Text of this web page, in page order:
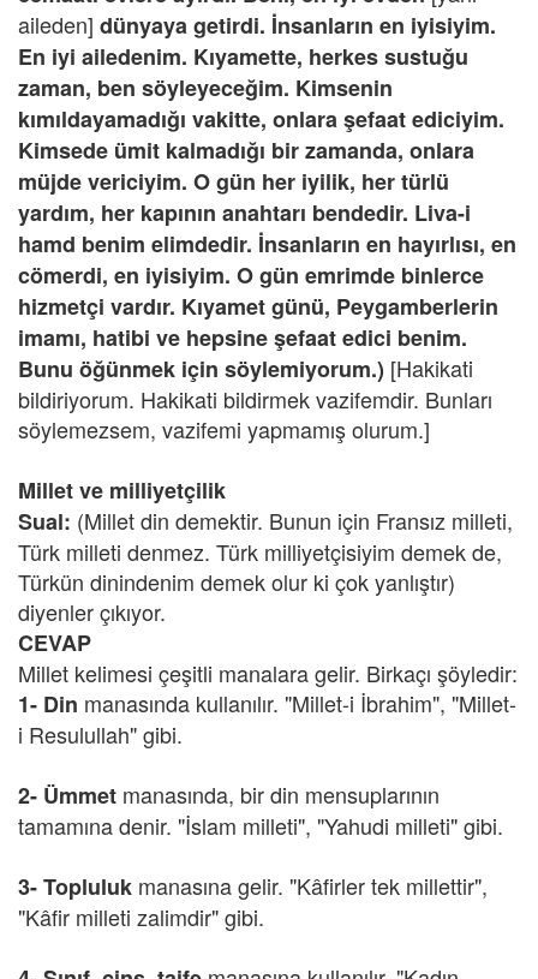
aileden] dünyaya getirdi. İnsanların en iyisiyim.
En iyi ailedenim. Kıyamette, herkes sustuğu
zaman, ben söyleyeceğim. Kimsenin
kımıldayamadığı vakitte, onlara şefaat ediciyim.
Kimsede ümit kalmadığı bir zamanda, onlara
müjde vericiyim. O gün her iyilik, her türlü
yardım, her kapının anahtarı bendedir. Liva-i
hamd benim elimdedir. İnsanların en hayırlısı, en
cömerdi, en iyisiyim. O gün emrimde binlerce
hizmetçi vardır. Kıyamet günü, Peygamberlerin
imamı, hatibi ve hepsine şefaat edici benim.
Bunu öğünmek için söylemiyorum.) [Hakikati
bildiriyorum. Hakikati bildirmek vazifemdir. Bunları
söylemezsem, vazifemi yapmamış olurum.]
Millet ve milliyetçilik
Sual: (Millet din demektir. Bunun için Fransız milleti,
Türk milleti denmez. Türk milliyetçisiyim demek de,
Türkün dinindenim demek olur ki çok yanlıştır)
diyenler çıkıyor.
CEVAP
Millet kelimesi çeşitli manalara gelir. Birkaçı şöyledir:
1- Din manasında kullanılır. "Millet-i İbrahim", "Millet-
i Resulullah" gibi.
2- Ümmet manasında, bir din mensuplarının
tamamına denir. "İslam milleti", "Yahudi milleti" gibi.
3- Topluluk manasına gelir. "Kâfirler tek millettir",
"Kâfir milleti zalimdir" gibi.